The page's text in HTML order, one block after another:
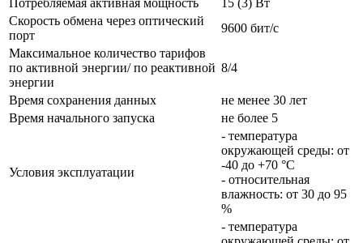
Потребляемая активная мощность
15 (3) Вт
Скорость обмена через оптический
порт
9600 бит/с
Максимальное количество тарифов
по активной энергии/ по реактивной
энергии
8/4
Время сохранения данных
не менее 30 лет
Время начального запуска
не более 5
Условия эксплуатации
- температура
окружающей среды: от
-40 до +70 °C
- относительная
влажность: от 30 до 95
%
- температура